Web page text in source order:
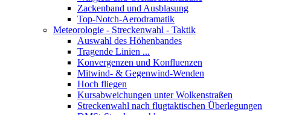
Zackenband und Ausblasung
Top-Notch-Aerodramatik
Meteorologie - Streckenwahl - Taktik
Auswahl des Höhenbandes
Tragende Linien ...
Konvergenzen und Konfluenzen
Mitwind- & Gegenwind-Wenden
Hoch fliegen
Kursabweichungen unter Wolkenstraßen
Streckenwahl nach flugtaktischen Überlegungen